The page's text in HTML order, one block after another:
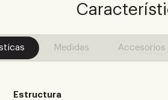
Medidas Accesorios
Estructura